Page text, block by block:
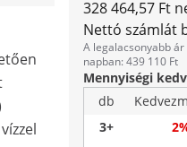
328 464,57 Ft
Nettó számlát
A legalacsonyabb
napban: 439 110 Ft
Mennyiségi
db
3+